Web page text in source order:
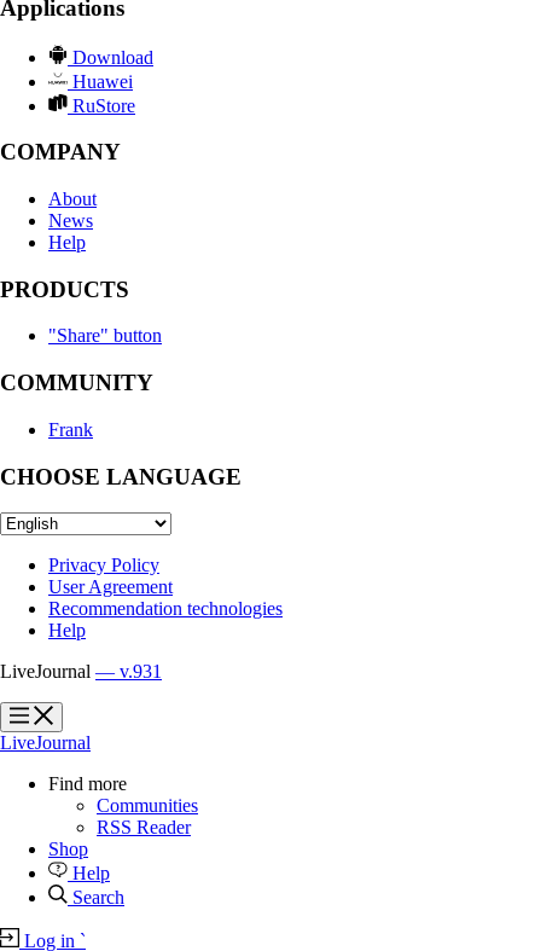
Applications
Download
Huawei
RuStore
COMPANY
About
News
Help
PRODUCTS
"Share" button
COMMUNITY
Frank
CHOOSE LANGUAGE
Privacy Policy
User Agreement
Recommendation technologies
Help
LiveJournal — v.931
?
?
LiveJournal
Find more
Communities
RSS Reader
Shop
Help
Search
Log in `